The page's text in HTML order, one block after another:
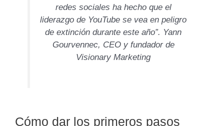
redes sociales ha hecho que el
liderazgo de YouTube se vea en peligro
de extinción durante este año”. Yann
Gourvennec, CEO y fundador de
Visionary Marketing
Cómo dar los primeros pasos